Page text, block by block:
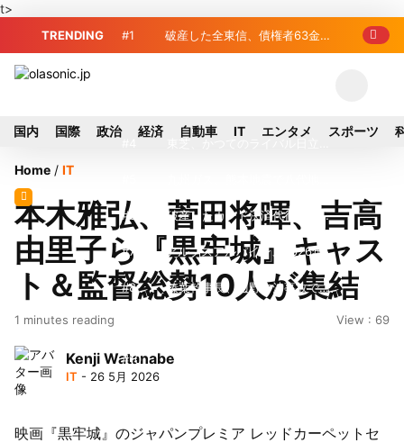
t>
TRENDING #1 破産した全東信、債権者63金融
界良好
のガス供給停止 「2次災害防止」を理
由に
#6 破産したカード決済代行大手
「全東信」債権者リスト公開、金融機関
63者の負債総額は1151億円
#7 アルプスアルパイン、2026年8
月1日付人事異動を発表
#8 榛葉幹事長、辺野古沖事故で
訪問中
止 復旧見通し立たず 半導体集積地に
#10 窓破損で乗客の体が機外に吸
陸
国内 国際 政治 経済 自動車 IT エンタメ スポーツ
Home / IT
本木雅弘、菅田将暉、吉高
由里子ら『黒牢城』キャス
ト＆監督総勢10人が集結
1 minutes reading View : 69
Kenji Watanabe
IT - 26 5月 2026
映画『黒牢城』のジャパンプレミア レッドカーペットセ